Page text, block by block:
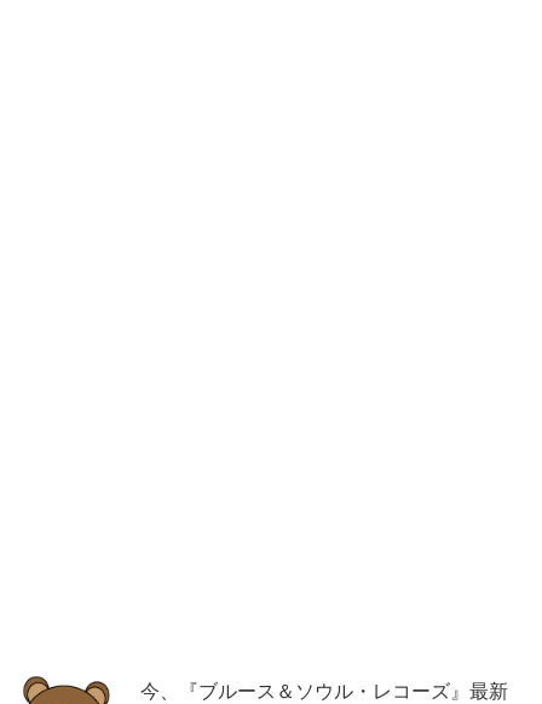
今、『ブルース＆ソウル・レコーズ』最新